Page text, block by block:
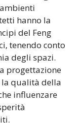
hanno la
del Feng
tenendo conto
degli spazi.
progettazione
qualità della
influenzare